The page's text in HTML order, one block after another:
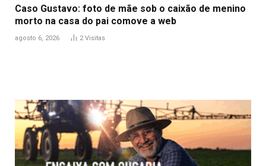
Caso Gustavo: foto de mãe sob o caixão de menino
morto na casa do pai comove a web
agosto 6, 2026 2Visitas